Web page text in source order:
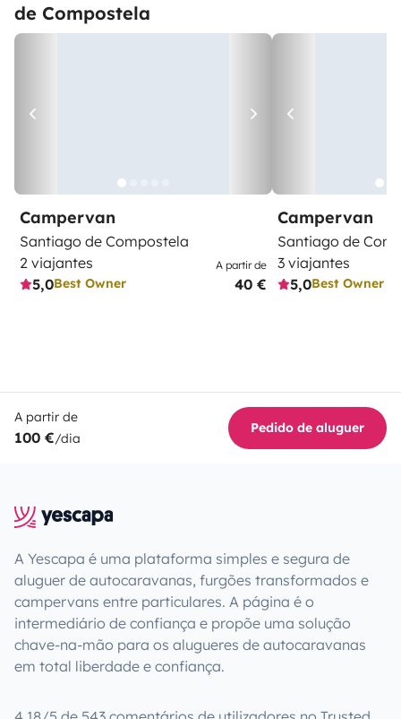
de Compostela
Campervan
Santiago de Compostela
2 viajantes
5,0Best Owner
A partir de
40 €
Campervan
Santiago de
3 viajantes
5,0Best Owner
A partir de
100 €/dia
Pedido de aluguer
A Yescapa é uma plataforma simples e segura de
aluguer de autocaravanas, furgões transformados e
campervans entre particulares. A página é o
intermediário de confiança e propõe uma solução
chave-na-mão para os alugueres de autocaravanas
em total liberdade e confiança.